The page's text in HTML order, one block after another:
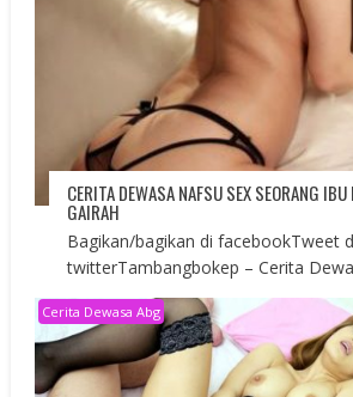
CERITA DEWASA NAFSU SEX SEORANG
GAIRAH
Bagikan/bagikan di facebookTweet
twitterTambangbokep – Cerita
Cerita Dewasa Abg